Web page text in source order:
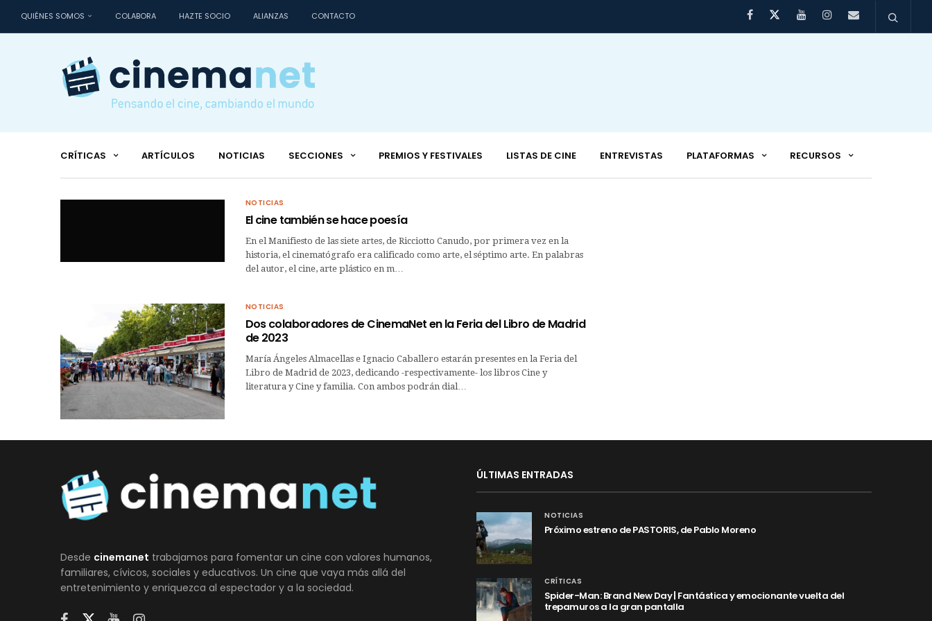
QUIÉNES SOMOS COLABORA HAZTE SOCIO ALIANZAS CONTACTO
CRÍTICAS ARTÍCULOS NOTICIAS SECCIONES PREMIOS Y FESTIVALES LISTAS DE CINE ENTREVISTAS PLATAFORMAS RECURSOS
NOTICIAS
El cine también se hace poesía
En el Manifiesto de las siete artes, de Ricciotto Canudo, por primera vez en la
historia, el cinematógrafo era calificado como arte, el séptimo arte. En palabras
del autor, el cine, arte plástico en m…
NOTICIAS
Dos colaboradores de CinemaNet en la Feria del Libro de Madrid
de 2023
María Ángeles Almacellas e Ignacio Caballero estarán presentes en la Feria del
Libro de Madrid de 2023, dedicando -respectivamente- los libros Cine y
literatura y Cine y familia. Con ambos podrán dial…
Desde cinemanet trabajamos para fomentar un cine con valores humanos,
familiares, cívicos, sociales y educativos. Un cine que vaya más allá del
entretenimiento y enriquezca al espectador y a la sociedad.
ÚLTIMAS ENTRADAS
NOTICIAS
Próximo estreno de PASTORIS, de Pablo Moreno
CRÍTICAS
Spider-Man: Brand New Day | Fantástica y emocionante vuelta del
trepamuros a la gran pantalla